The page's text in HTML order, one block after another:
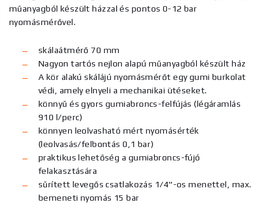
műanyagból készült házzal és pontos 0-12 bar
nyomásmérővel.
skálaátmérő 70 mm
Nagyon tartós nejlon alapú műanyagból készült ház
A kör alakú skálájú nyomásmérőt egy gumi burkolat
védi, amely elnyeli a mechanikai ütéseket.
könnyű és gyors gumiabroncs-felfújás (légáramlás
910 l/perc)
könnyen leolvasható mért nyomásérték
(leolvasás/felbontás 0,1 bar)
praktikus lehetőség a gumiabroncs-fújó
felakasztására
sűrített levegős csatlakozás 1/4"-os menettel, max.
bemeneti nyomás 15 bar